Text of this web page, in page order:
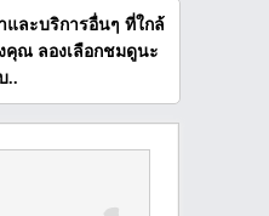
และบริการอื่นๆ ที่ใกล้
คุณ ลองเลือกชมดูนะ
..